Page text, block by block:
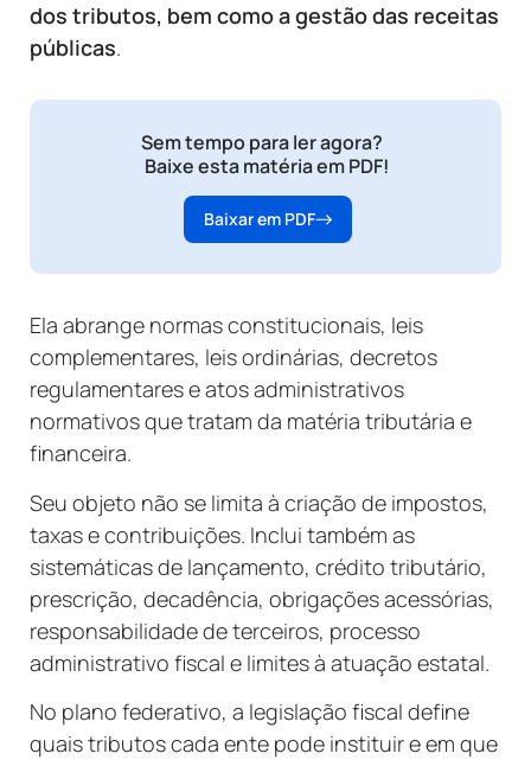
dos tributos, bem como a gestão das receitas
públicas.
Sem tempo para ler agora?
Baixe esta matéria em PDF!
Baixar em PDF
Ela abrange normas constitucionais, leis
complementares, leis ordinárias, decretos
regulamentares e atos administrativos
normativos que tratam da matéria tributária e
financeira.
Seu objeto não se limita à criação de impostos,
taxas e contribuições. Inclui também as
sistemáticas de lançamento, crédito tributário,
prescrição, decadência, obrigações acessórias,
responsabilidade de terceiros, processo
administrativo fiscal e limites à atuação estatal.
No plano federativo, a legislação fiscal define
quais tributos cada ente pode instituir e em que